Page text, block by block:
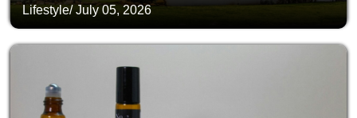
Lifestyle/July 05, 2026